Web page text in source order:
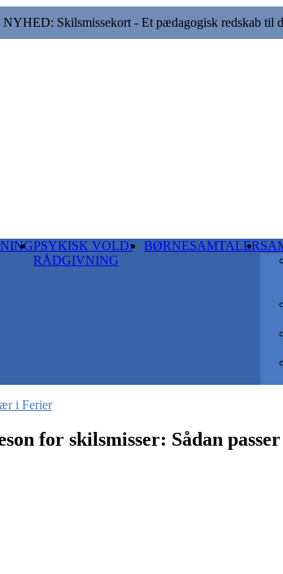
NYHED: Skilsmissekort - Et pædagogisk redskab til
PSYKISK VOLD:
RÅDGIVNING
BØRNESAMTALER
i Ferier
for skilsmisser: Sådan